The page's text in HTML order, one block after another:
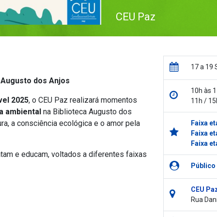
CEU Paz
dos Anjos
2025, o CEU Paz realizará momentos
ambiental na Biblioteca Augusto dos
a consciência ecológica e o amor pela
e educam, voltados a diferentes faixas
17 a 19
10h às
11h /
Faixa
Faixa
Faixa
Público
CEU
Rua